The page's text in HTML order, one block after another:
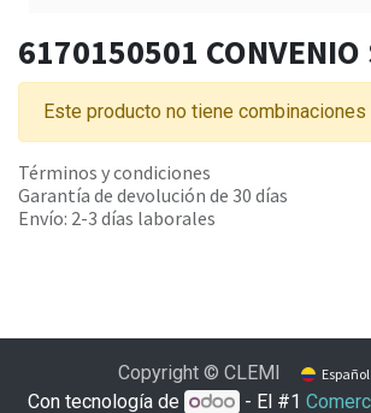
6170150501 CONVENIO
Este producto no tiene combinaciones
Términos y condiciones
Garantía de devolución de 30 días
Envío: 2-3 días laborales
Copyright © CLEMI
Con tecnología de - El #1